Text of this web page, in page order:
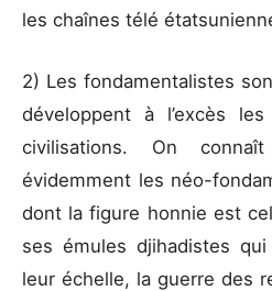
les chaînes télé
2) Les fondamentalistes
développent à l’excès
civilisations. On
évidemment les néo-
dont la figure honnie est
ses émules djihadistes
leur échelle, la guerre des